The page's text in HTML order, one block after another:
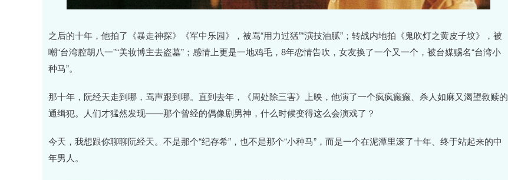
之后的十年，他拍了《暴走神探》《军中乐园》，被骂“用力过猛”“演技油腻”；转战内地拍《鬼吹灯之黄皮子坟》，被
嘲“台湾腔胡八一”“美妆博主去盗墓”；感情上更是一地鸡毛，8年恋情告吹，女友换了一个又一个，被台媒赐名“台湾小
种马”。
那十年，阮经天走到哪，骂声跟到哪。直到去年，《周处除三害》上映，他演了一个疯疯癫癫、杀人如麻又渴望救赎的
通缉犯。人们才猛然发现——那个曾经的偶像剧男神，什么时候变得这么会演戏了？
今天，我想跟你聊聊阮经天。不是那个“纪存希”，也不是那个“小种马”，而是一个在泥潭里滚了十年、终于站起来的中
年男人。